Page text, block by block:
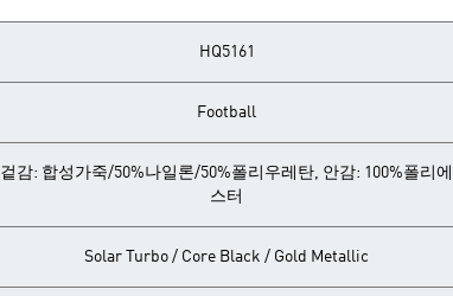
HQ5161
Football
겉감: 합성가죽/50%나일론/50%폴리우레탄, 안감: 100%폴리에
스터
Solar Turbo / Core Black / Gold Metallic